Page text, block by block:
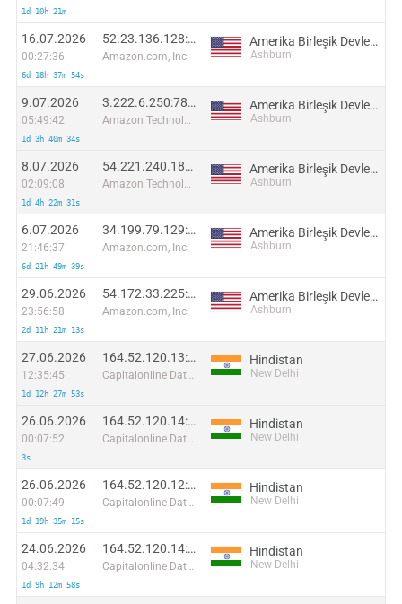
1d 10h 21m
16.07.2026
00:27:36
6d 18h 37m 54s
52.23.136.128:10957
Amazon.com, Inc.
Amerika Birleşik Devletleri
Ashburn
9.07.2026
05:49:42
1d 3h 40m 34s
3.222.6.250:7821
Amazon Technologies Inc.
Amerika Birleşik Devletleri
Ashburn
8.07.2026
02:09:08
1d 4h 22m 31s
54.221.240.183:38616
Amazon Technologies Inc.
Amerika Birleşik Devletleri
Ashburn
6.07.2026
21:46:37
6d 21h 49m 39s
34.199.79.129:5895
Amazon.com, Inc.
Amerika Birleşik Devletleri
Ashburn
29.06.2026
23:56:58
2d 11h 21m 13s
54.172.33.225:56954
Amazon.com, Inc.
Amerika Birleşik Devletleri
Ashburn
27.06.2026
12:35:45
1d 12h 27m 53s
164.52.120.13:46244
Capitalonline Data Service (HK) Co
Hindistan
New Delhi
26.06.2026
00:07:52
3s
164.52.120.14:17564
Capitalonline Data Service (HK) Co
Hindistan
New Delhi
26.06.2026
00:07:49
1d 19h 35m 15s
164.52.120.12:59522
Capitalonline Data Service (HK) Co
Hindistan
New Delhi
24.06.2026
04:32:34
1d 9h 12m 58s
164.52.120.14:20057
Capitalonline Data Service (HK) Co
Hindistan
New Delhi